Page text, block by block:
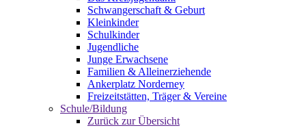
Schwangerschaft & Geburt
Kleinkinder
Schulkinder
Jugendliche
Junge Erwachsene
Familien & Alleinerziehende
Ankerplatz Norderney
Freizeitstätten, Träger & Vereine
Schule/Bildung
Zurück zur Übersicht